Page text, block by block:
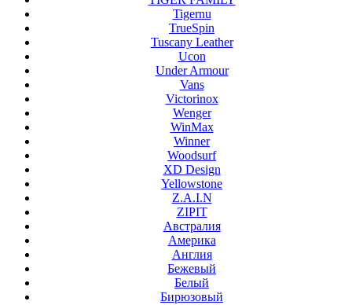
Tigernu
TrueSpin
Tuscany Leather
Ucon
Under Armour
Vans
Victorinox
Wenger
WinMax
Winner
Woodsurf
XD Design
Yellowstone
Z.A.I.N
ZIPIT
Австралия
Америка
Англия
Бежевый
Белый
Бирюзовый